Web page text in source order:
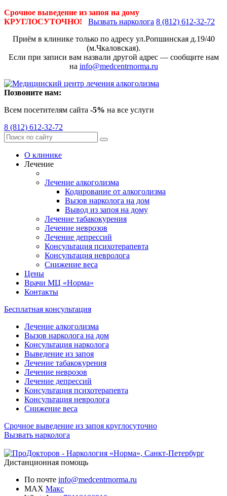
Срочное выведение из запоя на дому
КРУГЛОСУТОЧНО!
Вызвать нарколога 8 (812) 612-32-72
Приём в клинике только по адресу ул.Ропшинская д.19/40
(м.Чкаловская).
Если при записи вам назвали другой адрес — сообщите нам
на info@medcentrnorma.ru
Позвоните нам:
Всем посетителям сайта -5% на все услуги
8 (812) 612-32-72
О клинике
Лечение
Лечение алкоголизма
Кодирование от алкоголизма
Вызов нарколога на дом
Вывод из запоя на дому
Лечение табакокурения
Лечение неврозов
Лечение депрессий
Консультация психотерапевта
Консультация невролога
Снижение веса
Цены
Врачи МЦ «Норма»
Контакты
Бесплатная консультация
Лечение алкоголизма
Вызов нарколога на дом
Консультация нарколога
Выведение из запоя
Лечение табакокурения
Лечение неврозов
Лечение депрессий
Консультация психотерапевта
Консультация невролога
Снижение веса
Срочное выведение из запоя круглосуточно
Вызвать нарколога
Дистанционная помощь
По почте info@medcentrnorma.ru
MAX Макс